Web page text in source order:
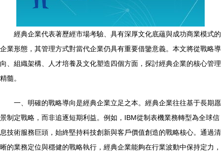
經典企業代表著歷經市場考驗、具有深厚文化底蘊與成功商業模式的
企業形態，其管理方式對當代企業仍具有重要借鑒意義。本文將從戰略導
向、組織架構、人才培養及文化塑造四個方面，探討經典企業的核心管理
精髓。
一、明確的戰略導向是經典企業立足之本。經典企業往往基于長期愿
景制定戰略，而非追逐短期利益。例如，IBM從制表機業務轉型為全球信
息技術服務巨頭，始終堅持科技創新與客戶價值創造的戰略核心。通過清
晰的業務定位與穩健的戰略執行，經典企業能夠在行業波動中保持定力，